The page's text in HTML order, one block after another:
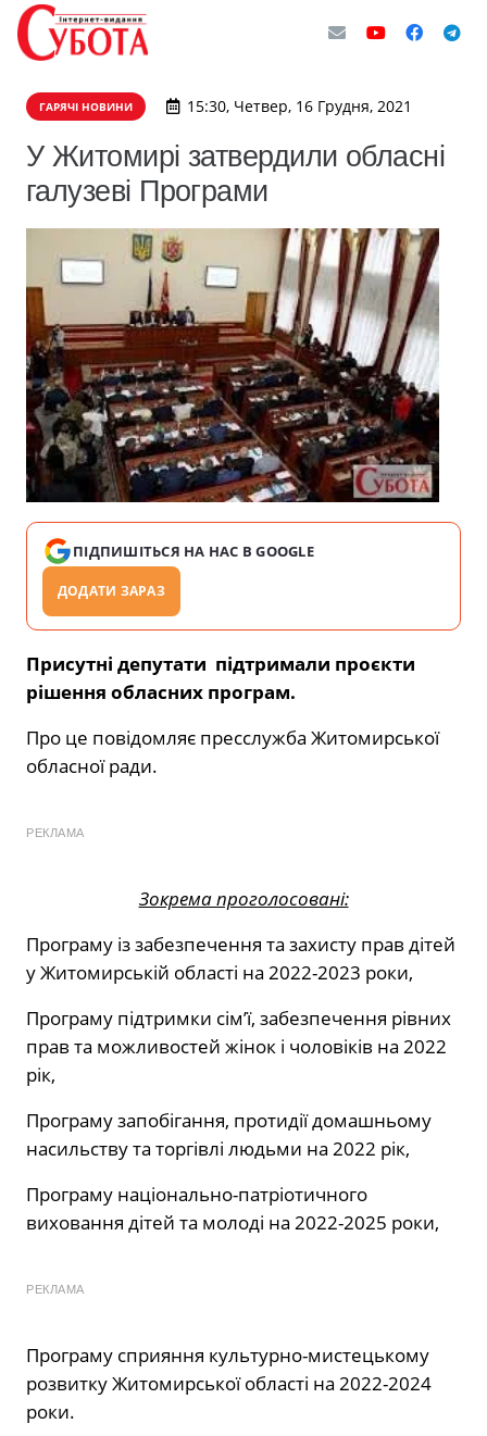
ГАРЯЧІ НОВИНИ 15:30, Четвер, 16 Грудня, 2021
У Житомирі затвердили обласні
галузеві Програми
ПІДПИШІТЬСЯ НА НАС В GOOGLE
ДОДАТИ ЗАРАЗ
Присутні депутати підтримали проєкти
рішення обласних програм.
Про це повідомляє пресслужба Житомирської
обласної ради.
РЕКЛАМА
Зокрема проголосовані:
Програму із забезпечення та захисту прав дітей
у Житомирській області на 2022-2023 роки,
Програму підтримки сім’ї, забезпечення рівних
прав та можливостей жінок і чоловіків на 2022
рік,
Програму запобігання, протидії домашньому
насильству та торгівлі людьми на 2022 рік,
Програму національно-патріотичного
виховання дітей та молоді на 2022-2025 роки,
РЕКЛАМА
Програму сприяння культурно-мистецькому
розвитку Житомирської області на 2022-2024
роки.